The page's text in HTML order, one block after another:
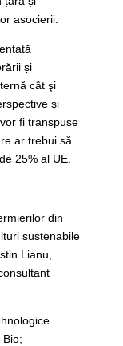
asocierii.
și
cât şi
și
fi transpuse
ar trebui să
25% al ​​UE.
din
sustenabile
Lianu,